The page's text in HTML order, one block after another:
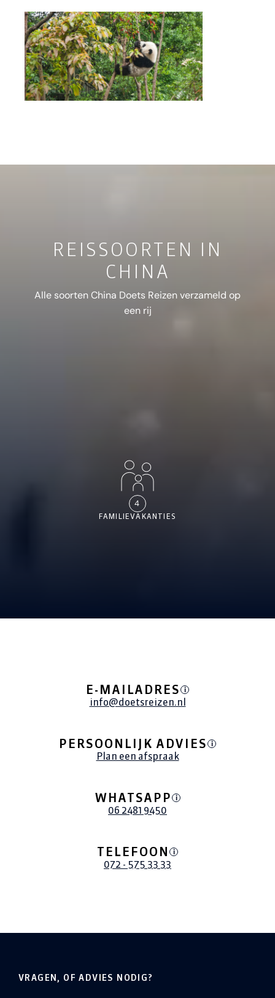
REISSOORTEN IN
CHINA
Alle soorten China Doets Reizen verzameld op
een rij
FAMILIEVAKANTIES
4
E-MAILADRES i
info@doetsreizen.nl
PERSOONLIJK ADVIES i
Plan een afspraak
WHATSAPP i
06 2481 9450
TELEFOON i
072 - 575 33 33
VRAGEN, OF ADVIES NODIG?